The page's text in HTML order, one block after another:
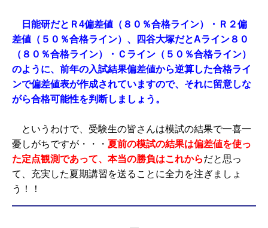
日能研だとＲ4偏差値（８０％合格ライン）・Ｒ２偏
差値（５０％合格ライン）、四谷大塚だとAライン８０
（８０％合格ライン）・Ｃライン（５０％合格ライン）
のように、前年の入試結果偏差値から逆算した合格ライ
ンで偏差値表が作成されていますので、それに留意しな
がら合格可能性を判断しましょう。
というわけで、受験生の皆さんは模試の結果で一喜一
憂しがちですが・・・ 夏前の模試の結果は偏差値を使っ
た定点観測であって、本当の勝負はこれからだと思っ
て、充実した夏期講習を送ることに全力を注ぎましょ
う！！